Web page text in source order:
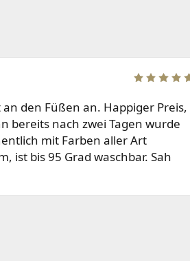
den Füßen an. Happiger Preis,
bereits nach zwei Tagen wurde
mit Farben aller Art
ist bis 95 Grad waschbar. Sah